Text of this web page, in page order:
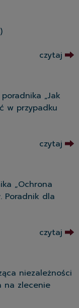
czytaj
„Jak
w przypadku
czytaj
„Ochrona
Poradnik dla
czytaj
niezależności
na zlecenie